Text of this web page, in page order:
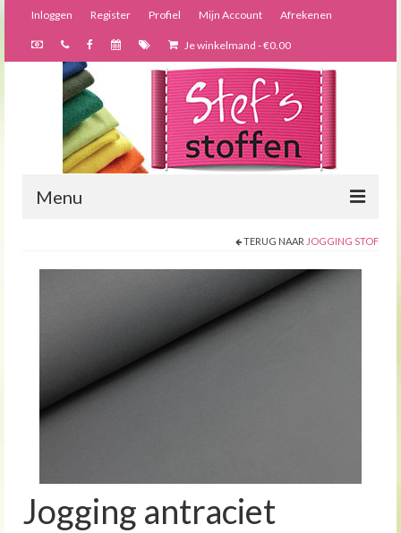
Inloggen Register Profiel Mijn Account Afrekenen
Je winkelmand -€0.00
Menu
Over ons
TERUG NAAR JOGGING STOF
Jogging antraciet